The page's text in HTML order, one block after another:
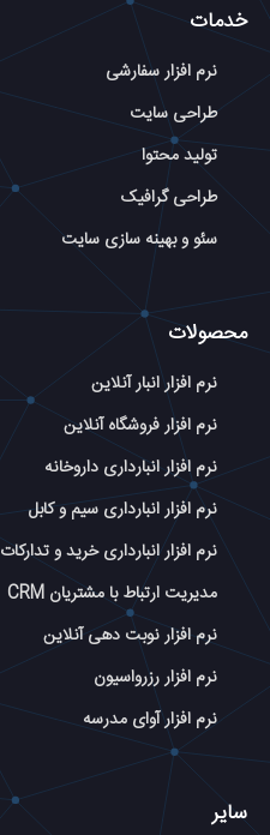
خدمات
نرم افزار سفارشی
طراحی سایت
تولید محتوا
طراحی گرافیک
سئو و بهینه سازی سایت
محصولات
نرم افزار انبار آنلاین
نرم افزار فروشگاه آنلاین
نرم افزار انبارداری داروخانه
نرم افزار انبارداری سیم و کابل
نرم افزار انبارداری خرید و تدارکات
مدیریت ارتباط با مشتریان CRM
نرم افزار نوبت دهی آنلاین
نرم افزار رزرواسیون
نرم افزار آوای مدرسه
سایر